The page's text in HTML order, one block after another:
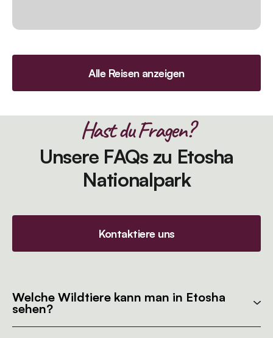
Alle Reisen anzeigen
Hast du Fragen?
Unsere FAQs zu Etosha
Nationalpark
Kontaktiere uns
Welche Wildtiere kann man in Etosha
sehen?